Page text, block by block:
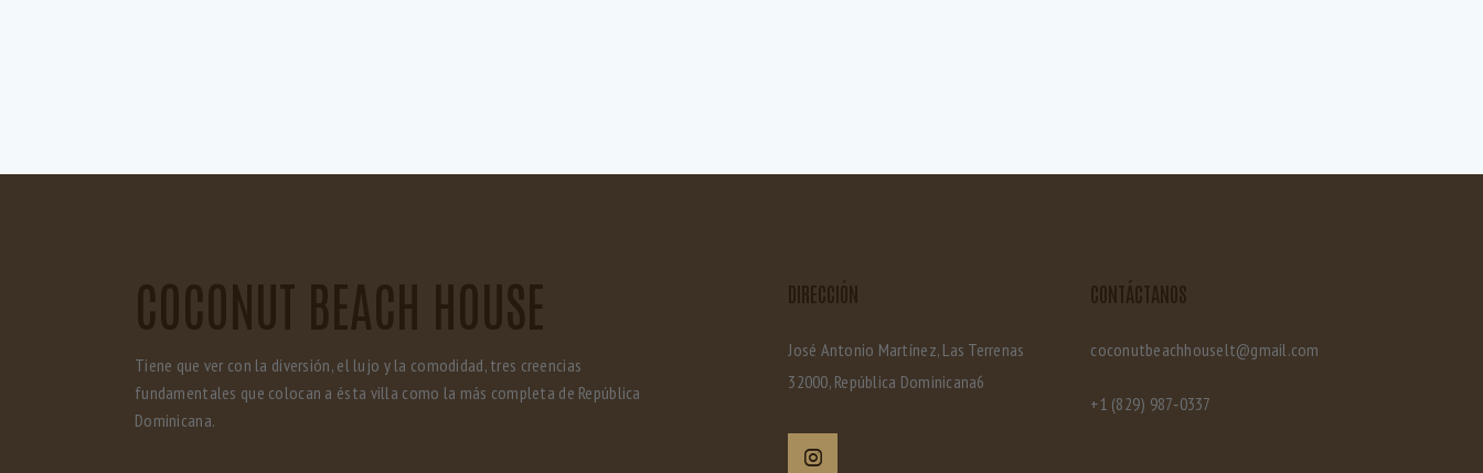
COCONUT BEACH HOUSE
Tiene que ver con la diversión, el lujo y la comodidad, tres creencias
fundamentales que colocan a ésta villa como la más completa de República
Dominicana.
DIRECCIÓN
José Antonio Martínez, Las Terrenas
32000, República Dominicana6
CONTÁCTANOS
coconutbeachhouselt@gmail.com
‪+1 (829) 987‑0337‬